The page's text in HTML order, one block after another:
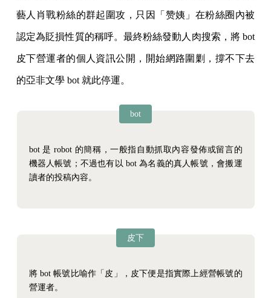
藝人肖戰粉絲的群起圍攻，只因「赞姨」在粉絲圈內被
認定為貶損性質的稱呼。最終粉絲發動人肉搜索，將 bot
皮下營運者的個人資訊公開，開始網路圍剿，撐不下去
的亞非文學 bot 就此停運。
bot
bot 是 robot 的簡稱，一般指自動抓取內容發佈或留言的
機器人帳號；不過也有以 bot 為名義的真人帳號，會搬運
讀者的投稿內容。
皮下
將 bot 帳號比喻作「皮」，皮下便是指實際上經營帳號的
營運者。